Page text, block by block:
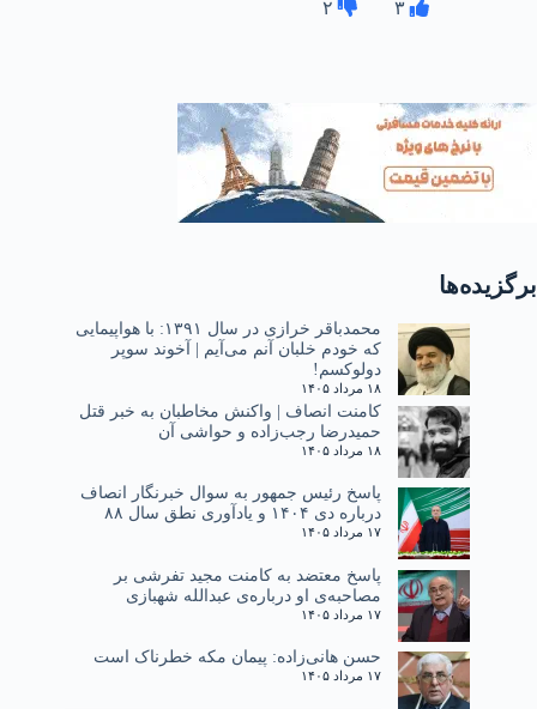
۳ ۲
برگزیده‌ها
محمدباقر خرازی در سال ۱۳۹۱: با هواپیمایی
که خودم خلبان آنم می‌آیم | آخوند سوپر
دولوکسم!
۱۸ مرداد ۱۴۰۵
کامنت انصاف | واکنش مخاطبان به خبر قتل
حمیدرضا رجب‌زاده و حواشی آن
۱۸ مرداد ۱۴۰۵
پاسخ رئیس جمهور به سوال خبرنگار انصاف
درباره دی ۱۴۰۴ و یادآوری نطق سال ۸۸
۱۷ مرداد ۱۴۰۵
پاسخ معتضد به کامنت مجید تفرشی بر
مصاحبه‌ی او درباره‌ی عبدالله شهبازی
۱۷ مرداد ۱۴۰۵
حسن هانی‌زاده: پیمان مکه خطرناک است
۱۷ مرداد ۱۴۰۵